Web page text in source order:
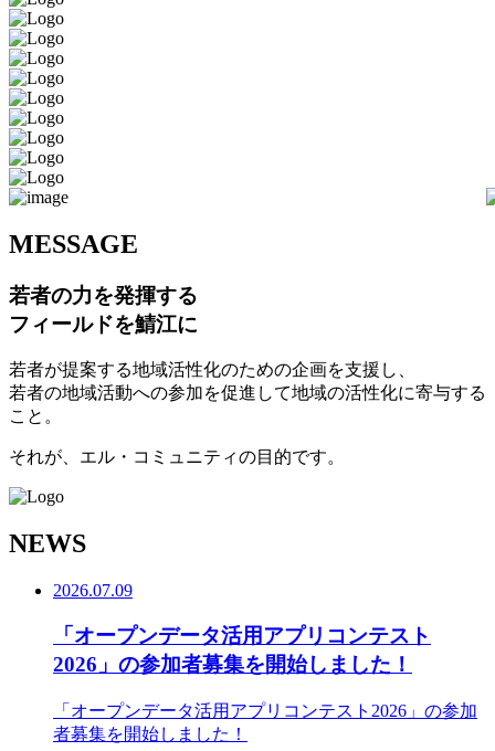
MESSAGE
若者の力を発揮する
フィールドを鯖江に
若者が提案する地域活性化のための企画を支援し、
若者の地域活動への参加を促進して地域の活性化に寄与する
こと。
それが、エル・コミュニティの目的です。
NEWS
2026.07.09
「オープンデータ活用アプリコンテスト
2026」の参加者募集を開始しました！
「オープンデータ活用アプリコンテスト2026」の参加
者募集を開始しました！